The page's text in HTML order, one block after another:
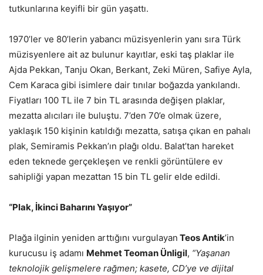
tutkunlarına keyifli bir gün yaşattı.
1970’ler ve 80’lerin yabancı müzisyenlerin yanı sıra Türk
müzisyenlere ait az bulunur kayıtlar, eski taş plaklar ile
Ajda Pekkan, Tanju Okan, Berkant, Zeki Müren, Safiye Ayla,
Cem Karaca gibi isimlere dair tınılar boğazda yankılandı.
Fiyatları 100 TL ile 7 bin TL arasında değişen plaklar,
mezatta alıcıları ile buluştu. 7’den 70’e olmak üzere,
yaklaşık 150 kişinin katıldığı mezatta, satışa çıkan en pahalı
plak, Semiramis Pekkan’ın plağı oldu. Balat’tan hareket
eden teknede gerçekleşen ve renkli görüntülere ev
sahipliği yapan mezattan 15 bin TL gelir elde edildi.
“Plak, İkinci Baharını Yaşıyor”
Plağa ilginin yeniden arttığını vurgulayan Teos Antik’in
kurucusu iş adamı Mehmet Teoman Ünligil, “Yaşanan
teknolojik gelişmelere rağmen; kasete, CD’ye ve dijital